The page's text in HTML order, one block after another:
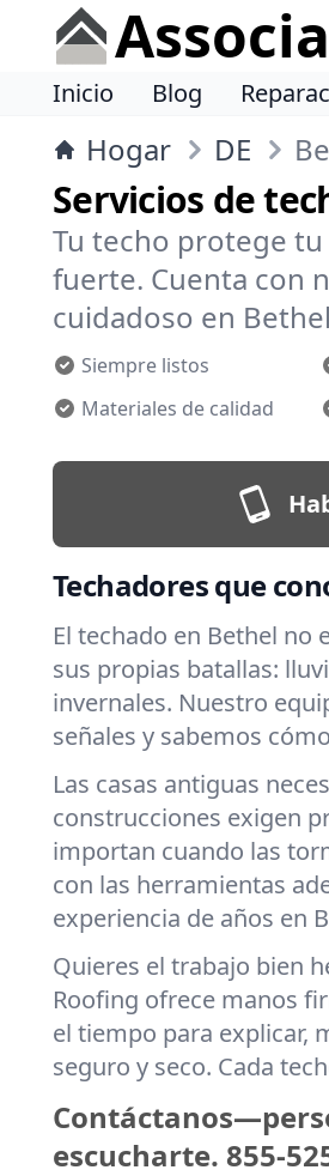
Inicio Blog
Hogar DE
Servicios de
Tu techo protege
fuerte. Cuenta con
cuidadoso en
Siempre listos
Materiales de calidad
Techadores que
El techado en Bethel no
sus propias batallas:
invernales. Nuestro
señales y sabemos
Las casas antiguas
construcciones exigen
importan cuando las
con las herramientas
experiencia de años en
Quieres el trabajo bien
Roofing ofrece manos
el tiempo para explicar,
seguro y seco. Cada
escucharte. 855-